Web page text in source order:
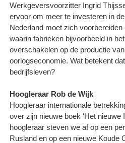
Werkgeversvoorzitter Ingrid
ervoor om meer te investeren in
Nederland moet zich
waarin fabrieken bijvoorbeeld in
overschakelen op de productie
oorlogseconomie. Wat betekent
bedrijfsleven?
Hoogleraar Rob de Wijk
Hoogleraar internationale
over zijn nieuwe boek ‘Het nieuwe
hoogleraar steven we af op een
Rusland en op een nieuwe Koude